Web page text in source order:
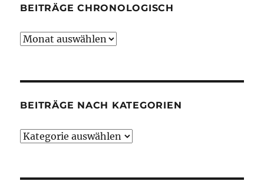
BEITRÄGE CHRONOLOGISCH
Beiträge
BEITRÄGE NACH KATEGORIEN
Beiträge